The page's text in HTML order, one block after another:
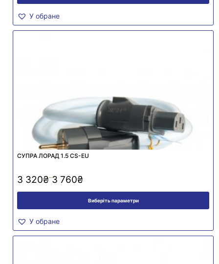
У обране
СУПРА ЛОРАД 1.5 CS-EU
3 320₴–3 760₴
Виберіть параметри
У обране